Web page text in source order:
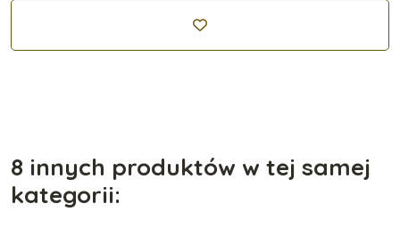
8 innych produktów w tej samej
kategorii: